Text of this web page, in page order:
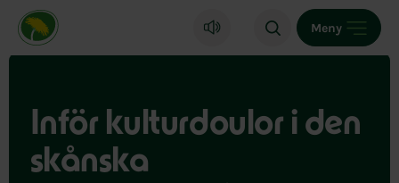
Miljöpartiet de gröna, startsida
Meny
Inför kulturdoulor i den
skånska